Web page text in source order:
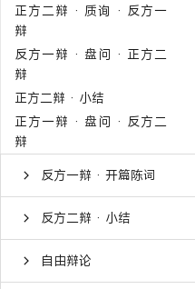
正方二辩 · 质询 · 反方一
辩
反方一辩 · 盘问 · 正方二
辩
正方二辩 · 小结
正方一辩 · 盘问 · 反方二
辩
反方一辩 · 开篇陈词
反方二辩 · 小结
自由辩论